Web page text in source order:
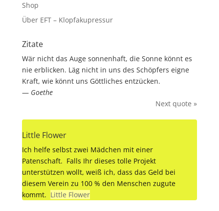
Shop
Über EFT – Klopfakupressur
Zitate
Wär nicht das Auge sonnenhaft, die Sonne könnt es
nie erblicken. Läg nicht in uns des Schöpfers eigne
Kraft, wie könnt uns Göttliches entzücken.
— Goethe
Next quote »
Little Flower
Ich helfe selbst zwei Mädchen mit einer
Patenschaft. Falls Ihr dieses tolle Projekt
unterstützen wollt, weiß ich, dass das Geld bei
diesem Verein zu 100 % den Menschen zugute
kommt. Little Flower